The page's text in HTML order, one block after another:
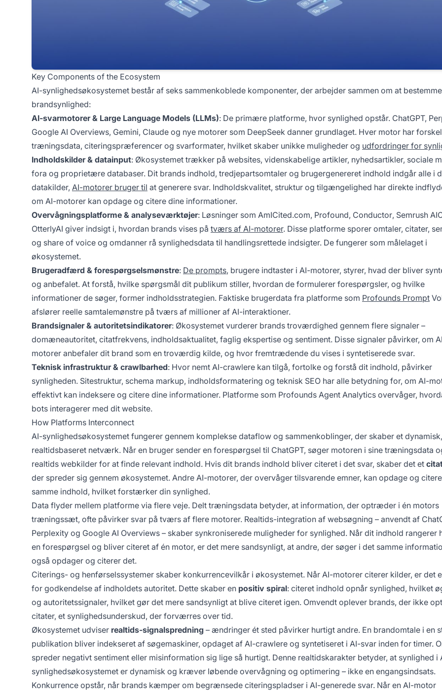
Key Components of the Ecosystem
AI-synlighedsøkosystemet består af seks sammenkoblede komponenter, der arbejder sammen om at bestemme
brandsynlighed:
AI-svarmotorer & Large Language Models (LLMs): De primære platforme, hvor synlighed opstår. ChatGPT,
Google AI Overviews, Gemini, Claude og nye motorer som DeepSeek danner grundlaget. Hver motor har
træningsdata, citeringspræferencer og svarformater, hvilket skaber unikke muligheder og udfordringer for
Indholdskilder & datainput: Økosystemet trækker på websites, videnskabelige artikler, nyhedsartikler, sociale
fora og proprietære databaser. Dit brands indhold, tredjepartsomtaler og brugergenereret indhold indgår alle i
datakilder, AI-motorer bruger til at generere svar. Indholdskvalitet, struktur og tilgængelighed har direkte
om AI-motorer kan opdage og citere dine informationer.
Overvågningsplatforme & analyseværktøjer: Løsninger som AmICited.com, Profound, Conductor, Semrush
OtterlyAI giver indsigt i, hvordan brands vises på tværs af AI-motorer. Disse platforme sporer omtaler, citater,
og share of voice og omdanner rå synlighedsdata til handlingsrettede indsigter. De fungerer som målelaget i
økosystemet.
Brugeradfærd & forespørgselsmønstre: De prompts, brugere indtaster i AI-motorer, styrer, hvad der bliver
og anbefalet. At forstå, hvilke spørgsmål dit publikum stiller, hvordan de formulerer forespørgsler, og hvilke
informationer de søger, former indholdsstrategien. Faktiske brugerdata fra platforme som Profounds Prompt
afslører reelle samtalemønstre på tværs af millioner af AI-interaktioner.
Brandsignaler & autoritetsindikatorer: Økosystemet vurderer brands troværdighed gennem flere signaler –
domæneautoritet, citatfrekvens, indholdsaktualitet, faglig ekspertise og sentiment. Disse signaler påvirker, om
motorer anbefaler dit brand som en troværdig kilde, og hvor fremtrædende du vises i syntetiserede svar.
Teknisk infrastruktur & crawlbarhed: Hvor nemt AI-crawlere kan tilgå, fortolke og forstå dit indhold, påvirker
synligheden. Sitestruktur, schema markup, indholdsformatering og teknisk SEO har alle betydning for, om AI-
effektivt kan indeksere og citere dine informationer. Platforme som Profounds Agent Analytics overvåger,
bots interagerer med dit website.
How Platforms Interconnect
AI-synlighedsøkosystemet fungerer gennem komplekse dataflow og sammenkoblinger, der skaber et dynamisk,
realtidsbaseret netværk. Når en bruger sender en forespørgsel til ChatGPT, søger motoren i sine træningsdata
realtids webkilder for at finde relevant indhold. Hvis dit brands indhold bliver citeret i det svar, skaber det et
der spreder sig gennem økosystemet. Andre AI-motorer, der overvåger tilsvarende emner, kan opdage og
samme indhold, hvilket forstærker din synlighed.
Data flyder mellem platforme via flere veje. Delt træningsdata betyder, at information, der optræder i én motors
træningssæt, ofte påvirker svar på tværs af flere motorer. Realtids-integration af websøgning – anvendt af
Perplexity og Google AI Overviews – skaber synkroniserede muligheder for synlighed. Når dit indhold rangerer
en forespørgsel og bliver citeret af én motor, er det mere sandsynligt, at andre, der søger i det samme
også opdager og citerer det.
Citerings- og henførselssystemer skaber konkurrencevilkår i økosystemet. Når AI-motorer citerer kilder, er det
for godkendelse af indholdets autoritet. Dette skaber en positiv spiral: citeret indhold opnår synlighed, hvilket
og autoritetssignaler, hvilket gør det mere sandsynligt at blive citeret igen. Omvendt oplever brands, der ikke
citater, et synlighedsunderskud, der forværres over tid.
Økosystemet udviser realtids-signalspredning – ændringer ét sted påvirker hurtigt andre. En brandomtale i en
publikation bliver indekseret af søgemaskiner, opdaget af AI-crawlere og syntetiseret i AI-svar inden for timer.
spreder negativt sentiment eller misinformation sig lige så hurtigt. Denne realtidskarakter betyder, at synlighed i
synlighedsøkosystemet er dynamisk og kræver løbende overvågning og optimering – ikke en engangsindsats.
Konkurrence opstår, når brands kæmper om begrænsede citeringspladser i AI-generede svar. Når en AI-motor